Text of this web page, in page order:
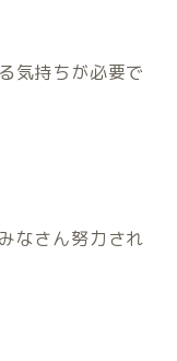
気持ちが必要で
なさん努力され